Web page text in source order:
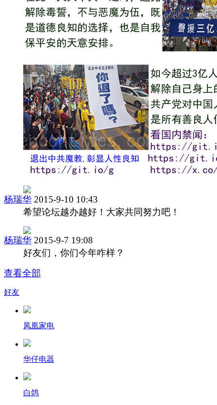
杨瑞华 2015-9-10 10:43
希望论坛越办越好！大家共同努力吧！
杨瑞华 2015-9-7 19:08
好友们，你们今年咋样？
查看全部
好友
凤凰家电
华仔电器
白鸽